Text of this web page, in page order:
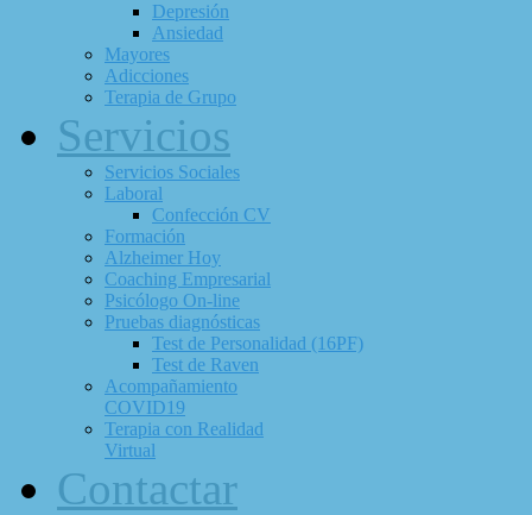
Depresión
Ansiedad
Mayores
Adicciones
Terapia de Grupo
Servicios
Servicios Sociales
Laboral
Confección CV
Formación
Alzheimer Hoy
Coaching Empresarial
Psicólogo On-line
Pruebas diagnósticas
Test de Personalidad (16PF)
Test de Raven
Acompañamiento
COVID19
Terapia con Realidad
Virtual
Contactar